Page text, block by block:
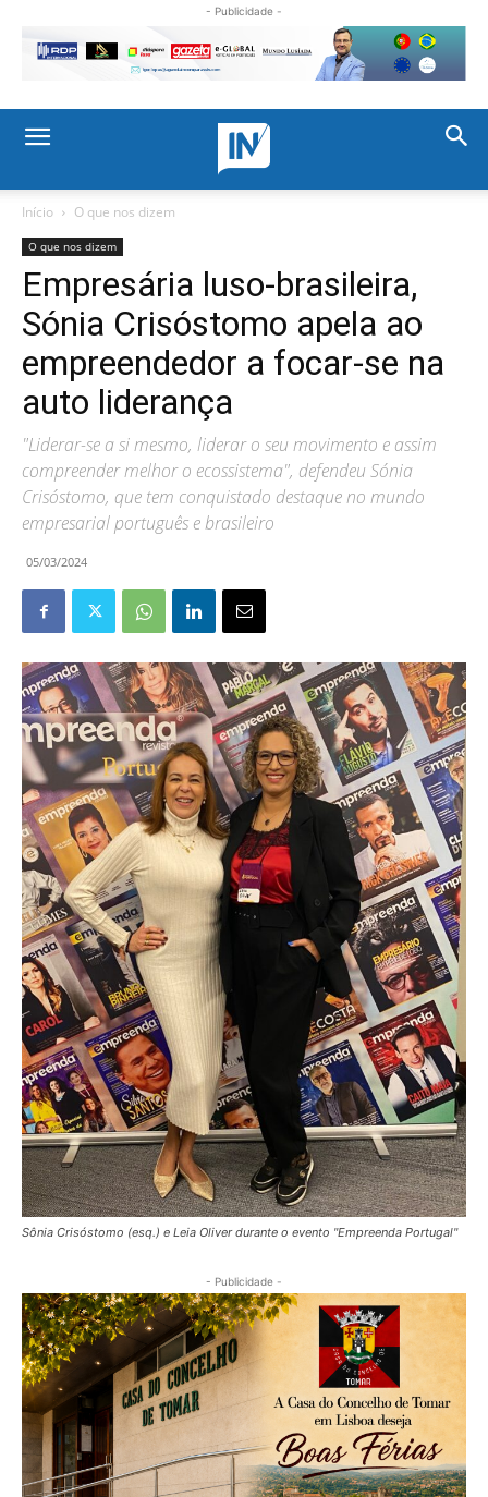
- Publicidade -
Início O que nos dizem
O que nos dizem
Empresária luso-brasileira,
Sónia Crisóstomo apela ao
empreendedor a focar-se na
auto liderança
"Liderar-se a si mesmo, liderar o seu movimento e assim
compreender melhor o ecossistema", defendeu Sónia
Crisóstomo, que tem conquistado destaque no mundo
empresarial português e brasileiro
05/03/2024
Sônia Crisóstomo (esq.) e Leia Oliver durante o evento "Empreenda Portugal"
- Publicidade -